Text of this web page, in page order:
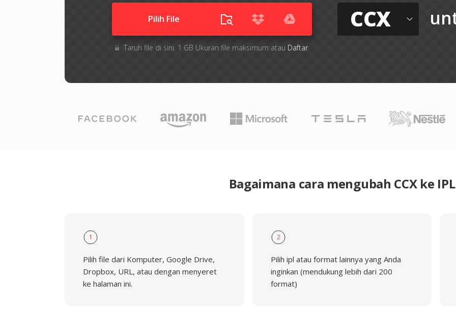
Pilih File
Taruh file di sini. 1 GB Ukuran file maksimum atau Daftar
CCX
Bagaimana cara mengubah CCX ke IPL
1
Pilih file dari Komputer, Google Drive,
Dropbox, URL, atau dengan menyeret
ke halaman ini.
2
Pilih ipl atau format lainnya yang Anda
inginkan (mendukung lebih dari 200
format)